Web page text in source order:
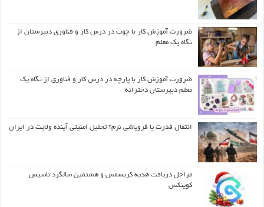
ضرورت آموزش کار با چوب در درس کار و فناوری دبیرستان از
نگاه یک معلم
ضرورت آموزش کار با پارچه در درس کار و فناوری از نگاه یک
معلم دبیرستان دخترانه
انتقال قدرت یا فروپاشی نرم؟ تحلیل امنیتی آینده ولایت در ایران
مراحل دریافت هدیه کریسمس و هشتمین سالگرد تاسیس
کوینکس